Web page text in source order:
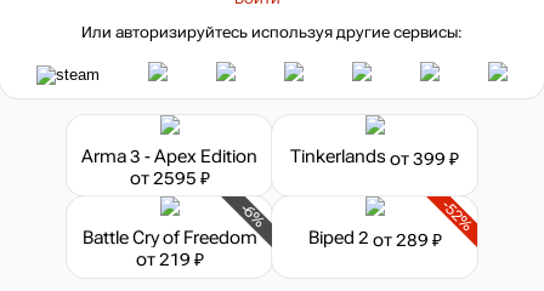
Или авторизируйтесь используя другие сервисы:
Arma 3 - Apex Edition
от 2595 ₽
Tinkerlandsот 399 ₽
-6%
Battle Cry of Freedom
от 219 ₽
-52%
Biped 2 от 289 ₽